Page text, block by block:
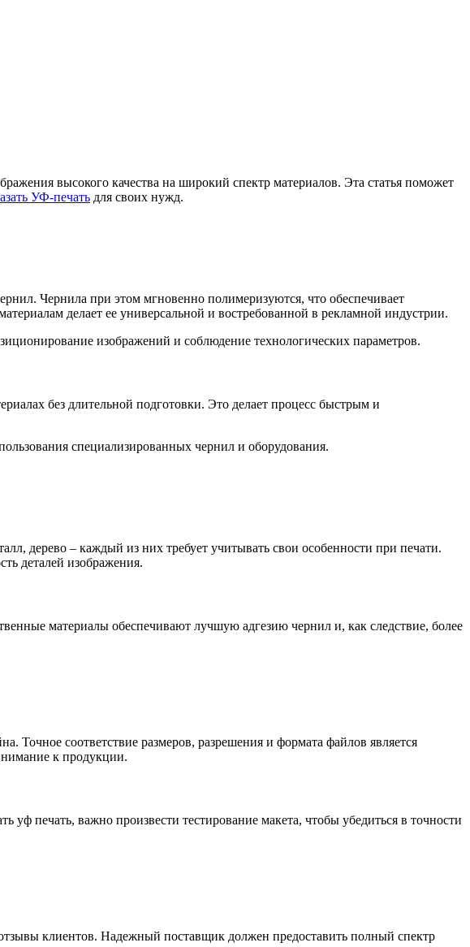
высокого качества на широкий спектр материалов. Эта статья поможет
УФ-печать для своих нужд.
Чернила при этом мгновенно полимеризуются, что обеспечивает
делает ее универсальной и востребованной в рекламной индустрии.
изображений и соблюдение технологических параметров.
без длительной подготовки. Это делает процесс быстрым и
специализированных чернил и оборудования.
дерево – каждый из них требует учитывать свои особенности при печати.
деталей изображения.
материалы обеспечивают лучшую адгезию чернил и, как следствие, более
Точное соответствие размеров, разрешения и формата файлов является
к продукции.
уф печать, важно произвести тестирование макета, чтобы убедиться в точности
клиентов. Надежный поставщик должен предоставить полный спектр